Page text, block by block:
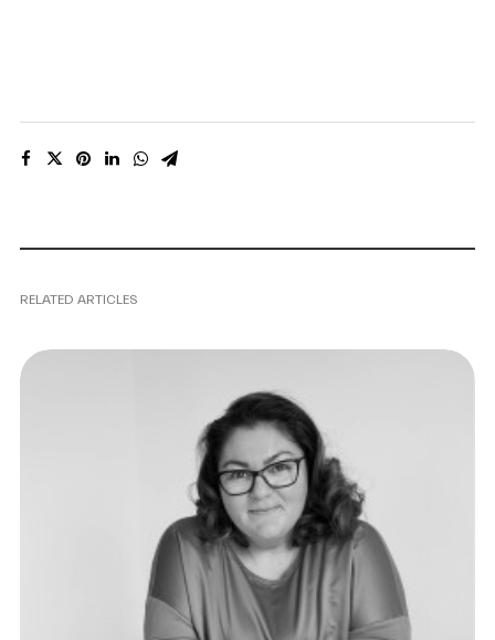
RELATED ARTICLES